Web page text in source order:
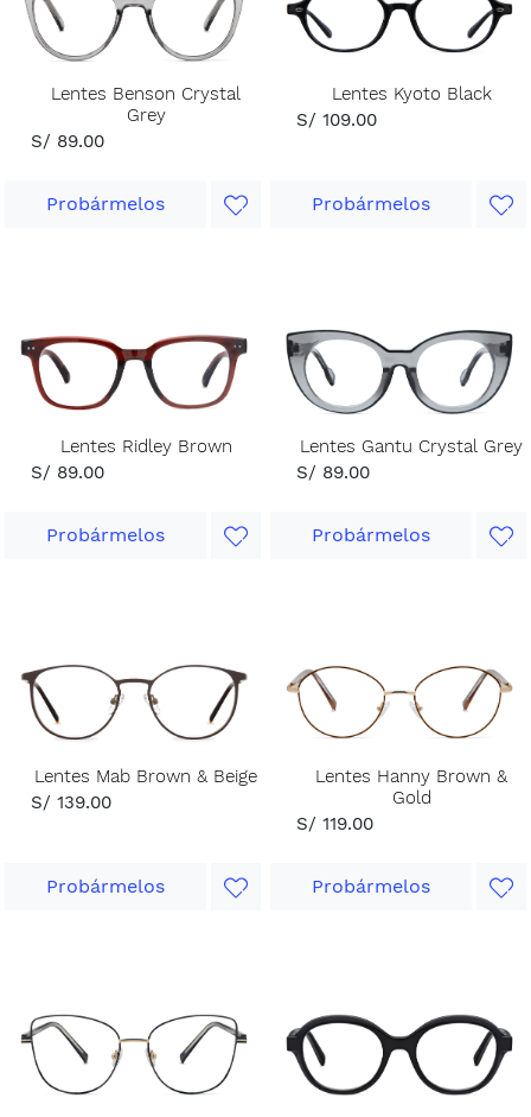
Lentes Benson Crystal
Grey
S/ 89.00
Probármelos
Lentes Kyoto Black
S/ 109.00
Probármelos
Lentes Ridley Brown
S/ 89.00
Probármelos
Lentes Gantu Crystal Grey
S/ 89.00
Probármelos
Lentes Mab Brown & Beige
S/ 139.00
Probármelos
Lentes Hanny Brown &
Gold
S/ 119.00
Probármelos